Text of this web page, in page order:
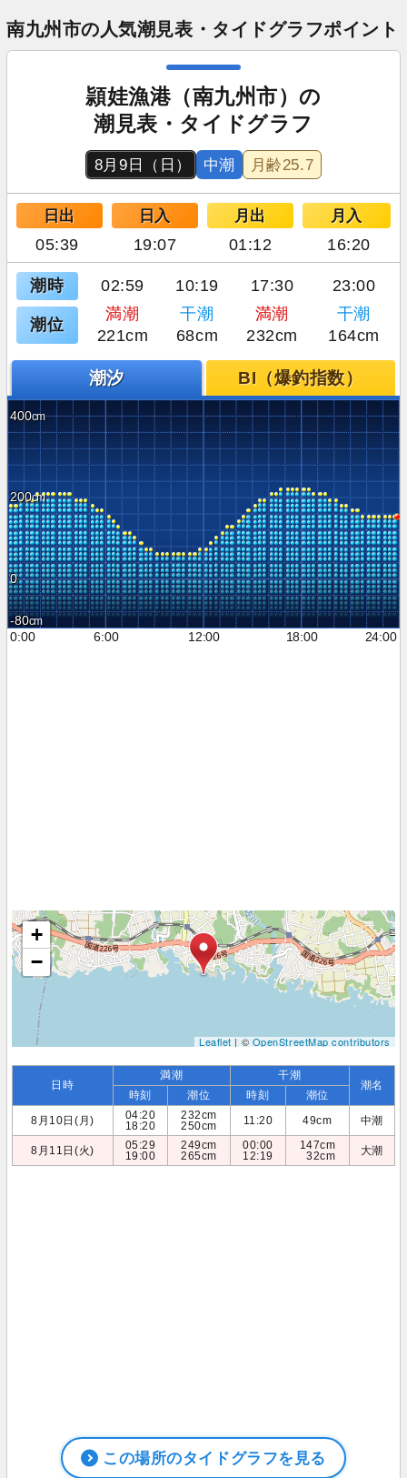
南九州市の人気潮見表・タイドグラフポイント
頴娃漁港（南九州市）の
潮見表・タイドグラフ
8月9日（日） 中潮 月齢25.7
日出 日入 月出 月入
05:39 19:07 01:12 16:20
潮時 02:59 10:19 17:30 23:00
潮位
満潮 干潮 満潮
干潮
221cm
68cm 232cm 164cm
潮汐 BI（爆釣指数）
400
200
0
-80
0:00
6:00 12:00 18:00 24:00
+
−
Leaflet| ©OpenStreetMap contributors
日時
満潮 干潮
潮名
時刻 潮位 時刻
潮位
8月10日(月)
04:20
18:20
232cm
250cm
11:20 49cm 中潮
8月11日(火)
05:29
19:00
249cm
265cm
00:00
12:19
147cm
32cm
大潮
この場所のタイドグラフを見る